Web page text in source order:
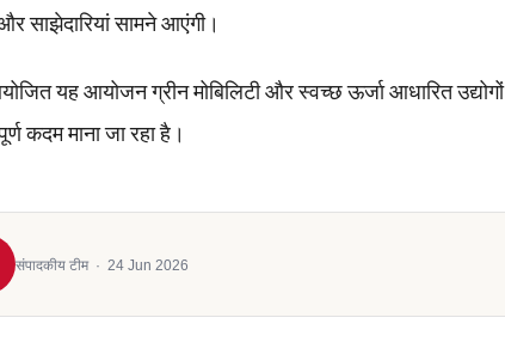
साझेदारियां सामने आएंगी।
यह आयोजन ग्रीन मोबिलिटी और स्वच्छ ऊर्जा आधारित
कदम माना जा रहा है।
संपादकीय टीम · 24 Jun 2026